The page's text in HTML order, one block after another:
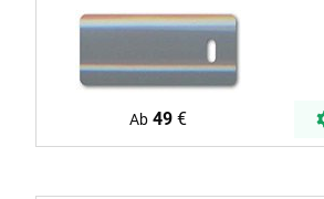
Ab 49€